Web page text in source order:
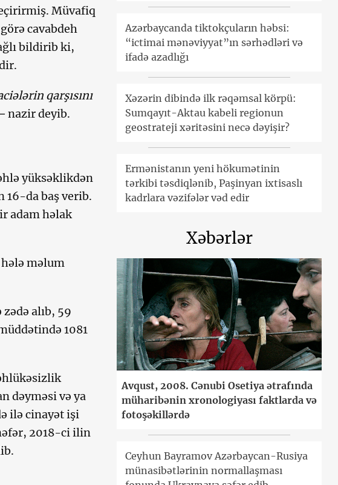
Müvafiq
cavabdeh
bildirib ki,
qarşısını
nazir deyib.
yüksəklikdən
16-da baş verib.
adam həlak
məlum
alıb, 59
1081
dəyməsi və ya
ilə cinayət işi
2018-ci ilin
Azərbaycanda tiktokçuların həbsi:
“ictimai mənəviyyat”ın sərhədləri və
ifadə azadlığı
Xəzərin dibində ilk rəqəmsal körpü:
Sumqayıt-Aktau kabeli regionun
geostrateji xəritəsini necə dəyişir?
Ermənistanın yeni hökumətinin
tərkibi təsdiqlənib, Paşinyan ixtisaslı
kadrlara vəzifələr vəd edir
Xəbərlər
Avqust, 2008. Cənubi Osetiya ətrafında
müharibənin xronologiyası faktlarda və
fotoşəkillərdə
Ceyhun Bayramov Azərbaycan-Rusiya
münasibətlərinin normallaşması